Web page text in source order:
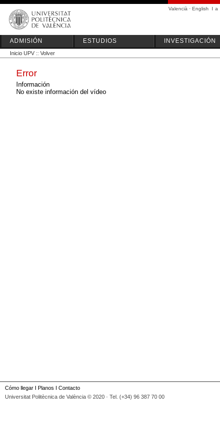
Valencià · English I a
ADMISIÓN ESTUDIOS INVESTIGACIÓN
Inicio UPV :: Volver
Error
Información
No existe información del vídeo
Cómo llegar I Planos I Contacto
Universitat Politècnica de València © 2020 · Tel. (+34) 96 387 70 00